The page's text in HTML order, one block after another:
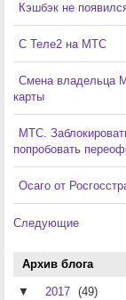
Кэшбэк не
С Теле2 на МТС
Смена владельца
карты
МТС.
попробовать
Осаго от
Следующие
Архив блога
▼ 2017 (49)